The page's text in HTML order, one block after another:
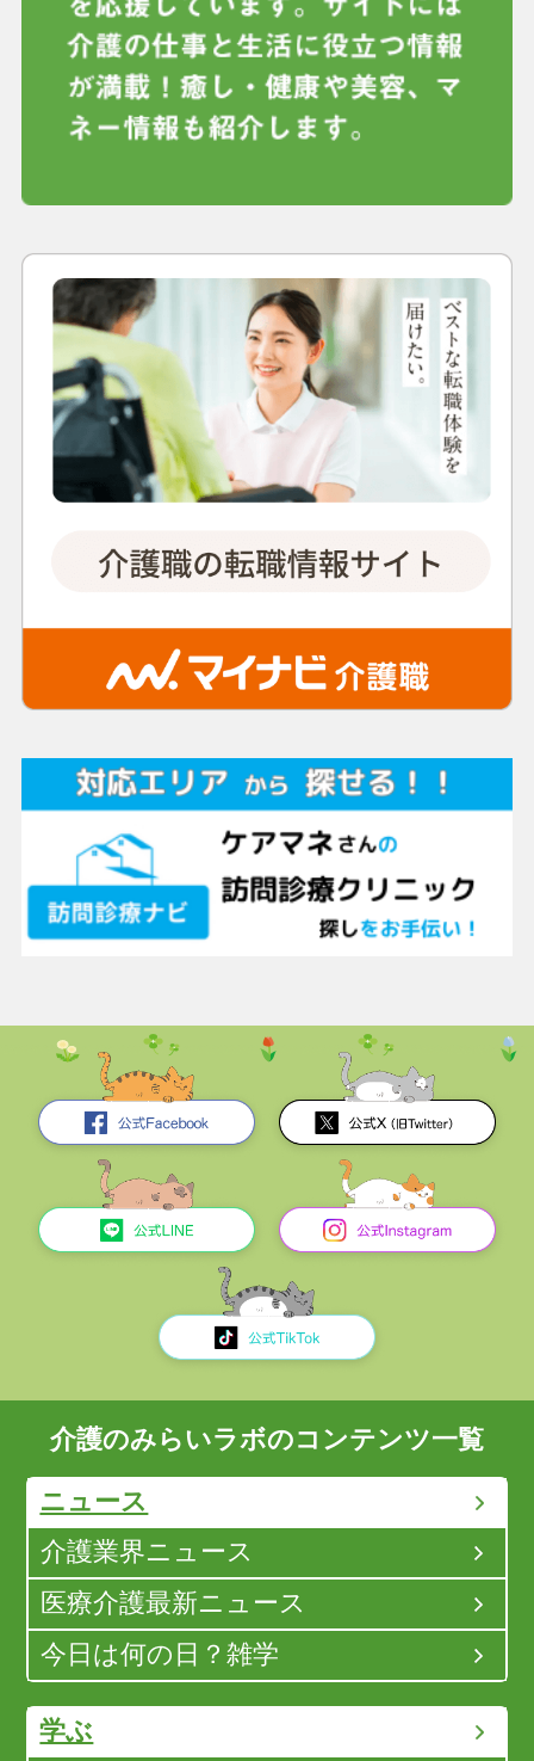
介護のみらいラボのコンテンツ一覧
ニュース
介護業界ニュース
医療介護最新ニュース
今日は何の日？雑学
学ぶ